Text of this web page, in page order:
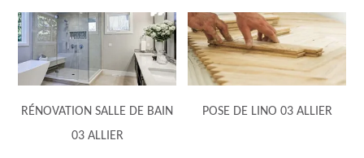
RÉNOVATION SALLE DE BAIN
03 ALLIER
POSE DE LINO 03 ALLIER